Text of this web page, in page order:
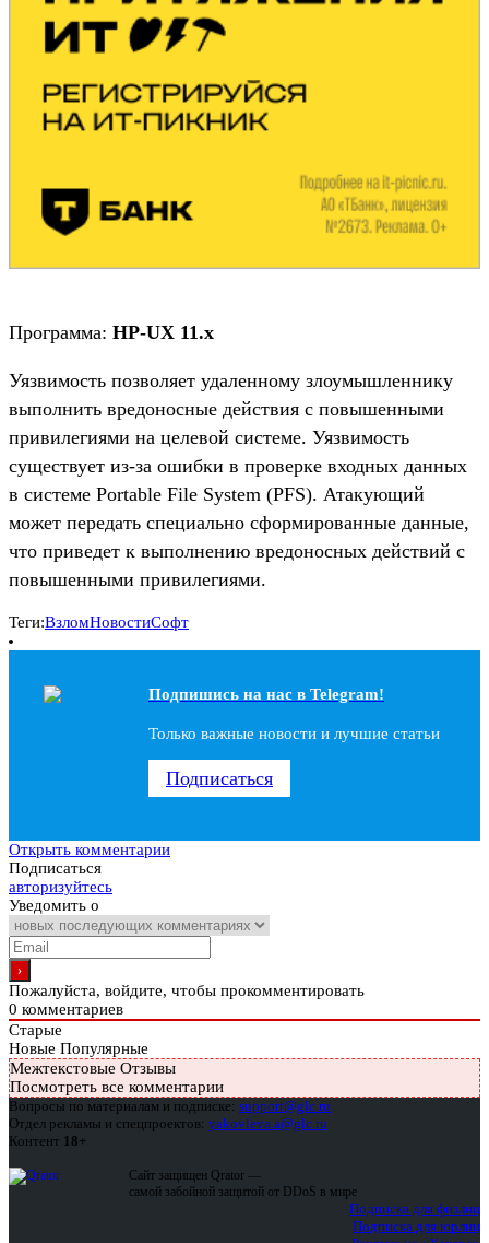
Программа: HP-UX 11.x
Уязвимость позволяет удаленному злоумышленнику
выполнить вредоносные действия с повышенными
привилегиями на целевой системе. Уязвимость
существует из-за ошибки в проверке входных данных
в системе Portable File System (PFS). Атакующий
может передать специально сформированные данные,
что приведет к выполнению вредоносных действий с
повышенными привилегиями.
Теги:ВзломНовостиСофт
Подпишись на наc в Telegram!
Только важные новости и лучшие статьи
Подписаться
Открыть комментарии
Подписаться
авторизуйтесь
Уведомить о
Пожалуйста, войдите, чтобы прокомментировать
0 комментариев
Старые
Новые Популярные
Межтекстовые Отзывы
Посмотреть все комментарии
Вопросы по материалам и подписке: support@glc.ru
Отдел рекламы и спецпроектов: yakovleva.a@glc.ru
Контент 18+
Сайт защищен Qrator —
самой забойной защитой от DDoS в мире
Подписка для физлиц
Подписка для юрлиц